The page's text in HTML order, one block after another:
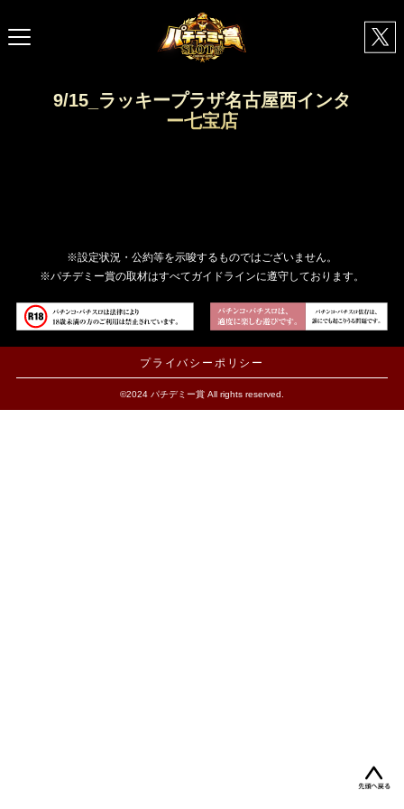
9/15_ラッキープラザ名古屋西インタ
ー七宝店
※設定状況・公約等を示唆するものではございません。
※パチデミー賞の取材はすべてガイドラインに遵守しております。
プライバシーポリシー
©2024 パチデミー賞 All rights reserved.